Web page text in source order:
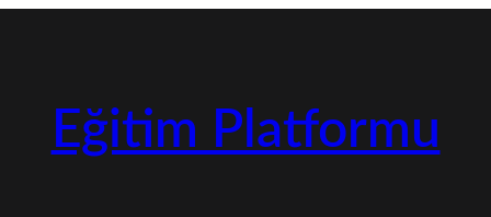
Eğitim Platformu